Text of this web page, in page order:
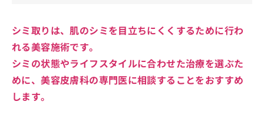
シミ取りは、肌のシミを目立ちにくくするために行わ
れる美容施術です。
シミの状態やライフスタイルに合わせた治療を選ぶた
めに、美容皮膚科の専門医に相談することをおすすめ
します。